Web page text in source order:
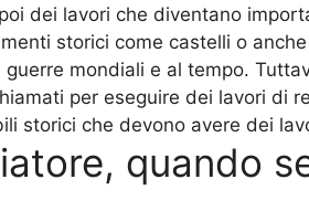
dei lavori che diventano
storici come castelli o
mondiali e al tempo.
per eseguire dei lavori di
storici che devono avere dei
quando